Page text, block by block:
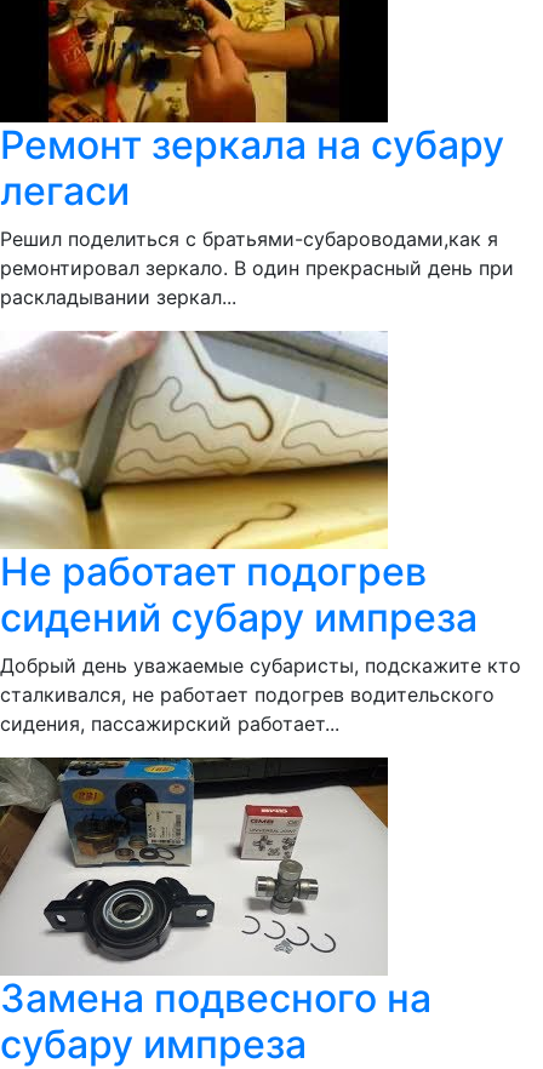
Ремонт зеркала на субару
легаси
Решил поделиться с братьями-субароводами,как я
ремонтировал зеркало. В один прекрасный день при
раскладывании зеркал...
Не работает подогрев
сидений субару импреза
Добрый день уважаемые субаристы, подскажите кто
сталкивался, не работает подогрев водительского
сидения, пассажирский работает...
Замена подвесного на
субару импреза